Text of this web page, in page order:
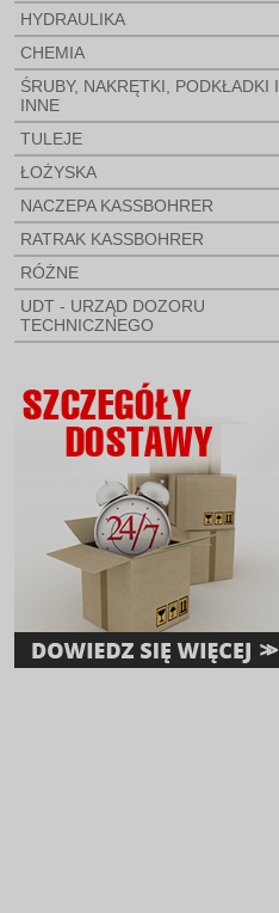
HYDRAULIKA
CHEMIA
ŚRUBY, NAKRĘTKI, PODKŁADKI I
INNE
TULEJE
ŁOŻYSKA
NACZEPA KASSBOHRER
RATRAK KASSBOHRER
RÓŻNE
UDT - URZĄD DOZORU
TECHNICZNEGO